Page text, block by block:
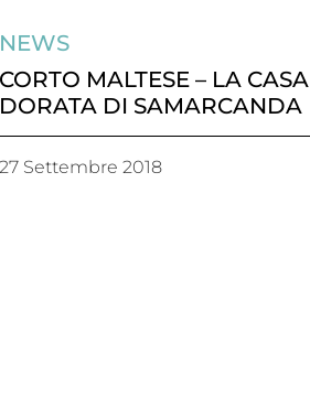
NEWS
CORTO MALTESE – LA CASA
DORATA DI SAMARCANDA
27 Settembre 2018